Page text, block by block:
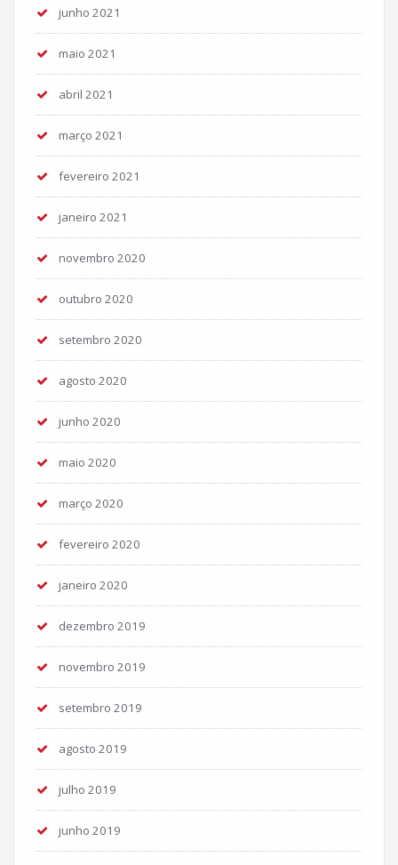
junho 2021
maio 2021
abril 2021
março 2021
fevereiro 2021
janeiro 2021
novembro 2020
outubro 2020
setembro 2020
agosto 2020
junho 2020
maio 2020
março 2020
fevereiro 2020
janeiro 2020
dezembro 2019
novembro 2019
setembro 2019
agosto 2019
julho 2019
junho 2019